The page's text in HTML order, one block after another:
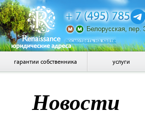
посмотреть на карте
гарантии собственника услуги
Новости